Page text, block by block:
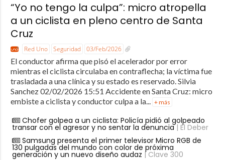
“Yo no tengo la culpa”: micro atropella
a un ciclista en pleno centro de Santa
Cruz
Red Uno Seguridad 03/Feb/2026
El conductor afirma que pisó el acelerador por error
mientras el ciclista circulaba en contraflecha; la víctima fue
trasladada a una clínica y su estado es reservado. Silvia
Sanchez 02/02/2026 15:51 Accidente en Santa Cruz: micro
embiste a ciclista y conductor culpa a la... + más
Chofer golpea a un ciclista: Policía pidió al golpeado
transar con el agresor y no sentar la denuncia| El Deber
Samsung presenta el primer televisor Micro RGB de
130 pulgadas del mundo con color de próxima
generación y un nuevo diseño audaz | Clave 300